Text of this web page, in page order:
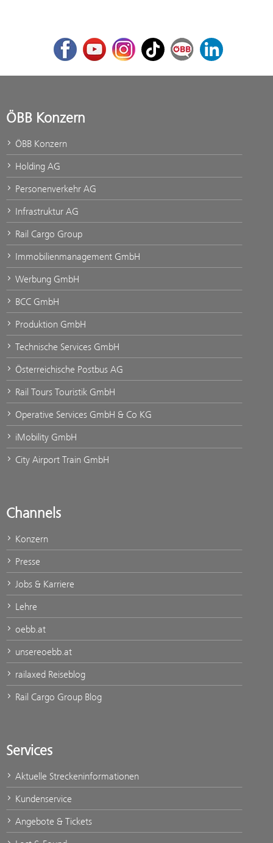
FacebookYoutubeInstagram
TikTok ÖBB Corporate Blog
LinkedIn
ÖBB Konzern
ÖBB Konzern
Holding AG
Personenverkehr AG
Infrastruktur AG
Rail Cargo Group
Immobilienmanagement GmbH
Werbung GmbH
BCC GmbH
Produktion GmbH
Technische Services GmbH
Österreichische Postbus AG
Rail Tours Touristik GmbH
Operative Services GmbH & Co KG
iMobility GmbH
City Airport Train GmbH
Channels
Konzern
Presse
Jobs & Karriere
Lehre
oebb.at
unsereoebb.at
railaxed Reiseblog
Rail Cargo Group Blog
Services
Aktuelle Streckeninformationen
Kundenservice
Angebote & Tickets